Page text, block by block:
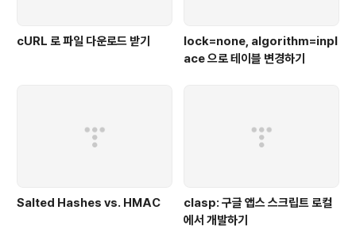
cURL 로 파일 다운로드 받기
lock=none, algorithm=inpl
ace 으로 테이블 변경하기
Salted Hashes vs. HMAC
clasp: 구글 앱스 스크립트 로컬
에서 개발하기